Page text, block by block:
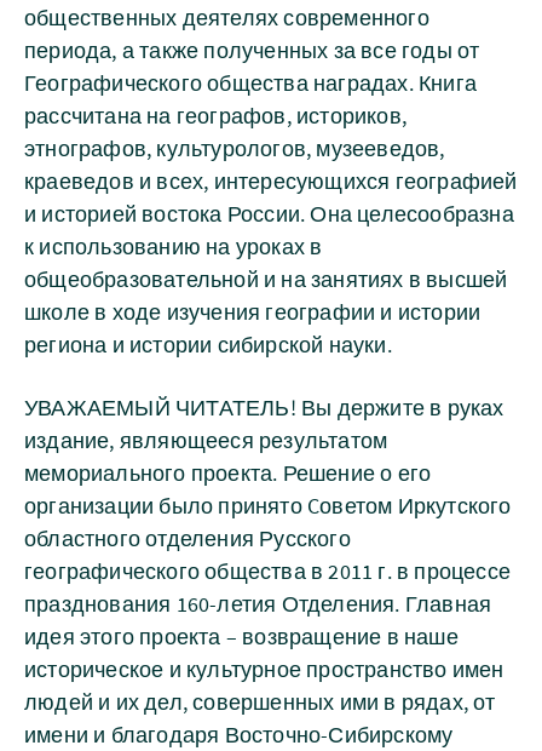
общественных деятелях современного
периода, а также полученных за все годы от
Географического общества наградах. Книга
рассчитана на географов, историков,
этнографов, культурологов, музееведов,
краеведов и всех, интересующихся географией
и историей востока России. Она целесообразна
к использованию на уроках в
общеобразовательной и на занятиях в высшей
школе в ходе изучения географии и истории
региона и истории сибирской науки.
УВАЖАЕМЫЙ ЧИТАТЕЛЬ! Вы держите в руках
издание, являющееся результатом
мемориального проекта. Решение о его
организации было принято Cоветом Иркутского
областного отделения Русского
географического общества в 2011 г. в процессе
празднования 160-летия Отделения. Главная
идея этого проекта – возвращение в наше
историческое и культурное пространство имен
людей и их дел, совершенных ими в рядах, от
имени и благодаря Восточно-Сибирскому